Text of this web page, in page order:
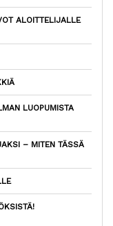
ALOITTELIJALLE
LUOPUMISTA
– MITEN TÄSSÄ